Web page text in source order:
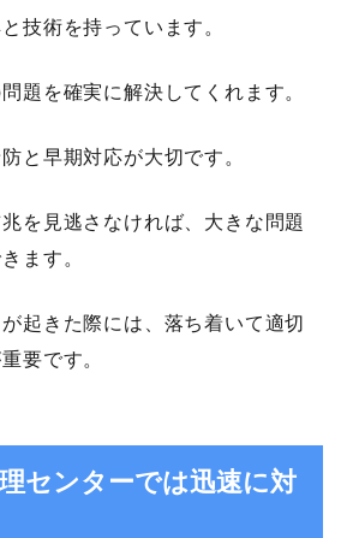
技術を持っています。
題を確実に解決してくれます。
と早期対応が大切です。
を見逃さなければ、大きな問題
ます。
起きた際には、落ち着いて適切
要です。
センターでは迅速に対